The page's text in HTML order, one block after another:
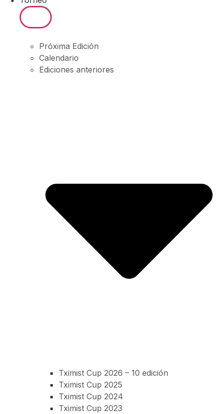
Próxima Edición
Calendario
Ediciones anteriores
Tximist Cup 2026 – 10 edición
Tximist Cup 2025
Tximist Cup 2024
Tximist Cup 2023